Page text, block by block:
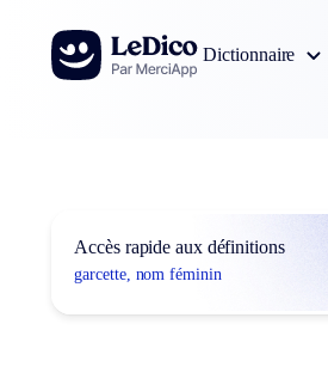
Aller au contenu
Dictionnaire
Accès rapide aux définitions
garcette, nom féminin